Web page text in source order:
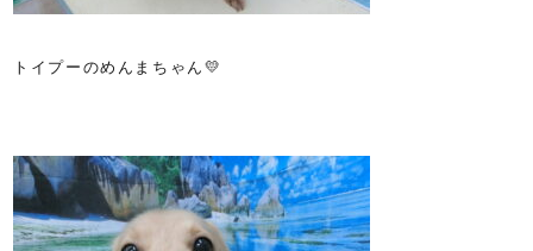
トイプーのめんまちゃん💛